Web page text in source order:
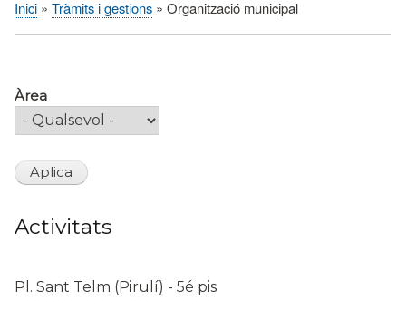
Fil
Inici Tràmits i gestions Organització municipal
Àrea
Activitats
Pl. Sant Telm (Pirulí) - 5é pis
Paginació